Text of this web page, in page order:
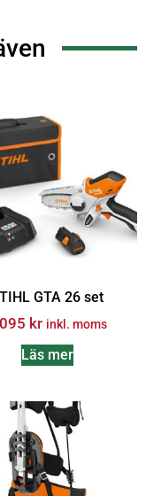
GTA 26 set
kr inkl. moms
Läs mer